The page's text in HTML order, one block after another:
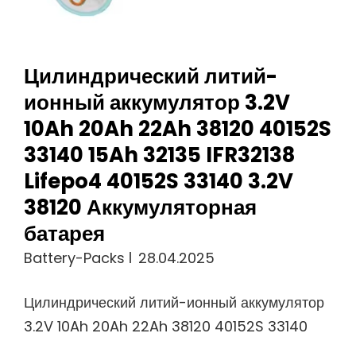
Цилиндрический литий-
ионный аккумулятор 3.2V
10Ah 20Ah 22Ah 38120 40152S
33140 15Ah 32135 IFR32138
Lifepo4 40152S 33140 3.2V
38120 Аккумуляторная
батарея
Battery-Packs 28.04.2025
Цилиндрический литий-ионный аккумулятор
3.2V 10Ah 20Ah 22Ah 38120 40152S 33140